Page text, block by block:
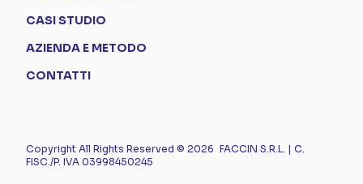
CASI STUDIO
AZIENDA E METODO
CONTATTI
Copyright All Rights Reserved © 2026 FACCIN S.R.L. | C.
FISC./P. IVA 03998450245